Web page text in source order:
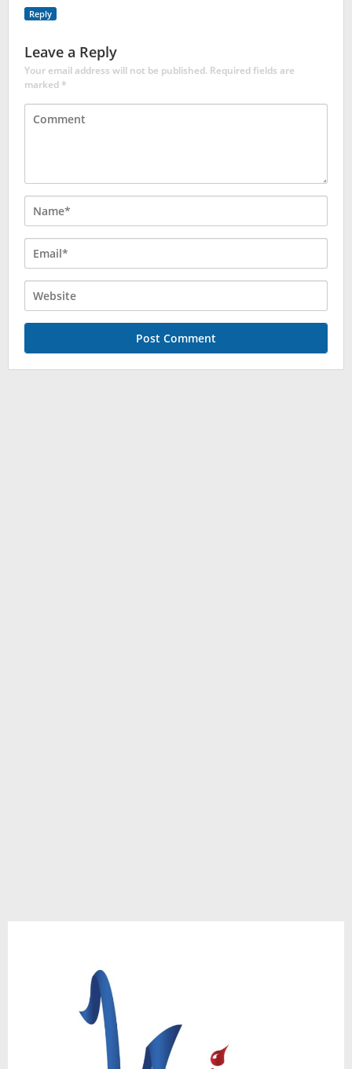
Reply
Leave a Reply
Your email address will not be published. Required fields are
marked*